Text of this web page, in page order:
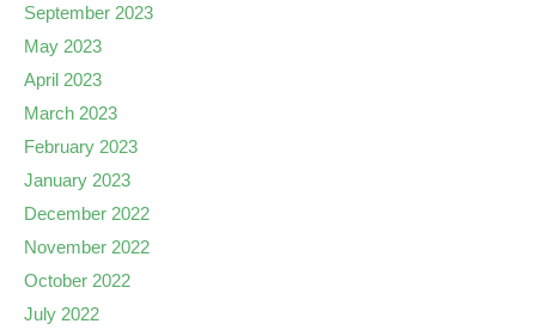
September 2023
May 2023
April 2023
March 2023
February 2023
January 2023
December 2022
November 2022
October 2022
July 2022